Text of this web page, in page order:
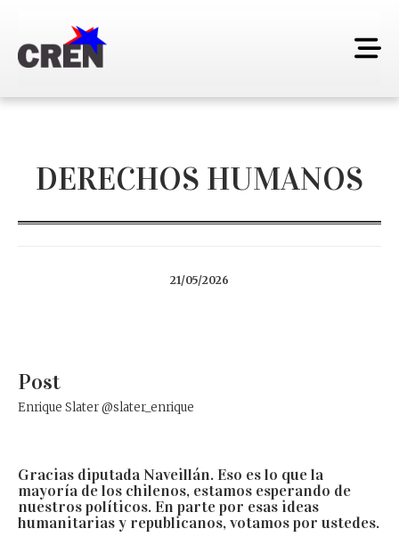
DERECHOS HUMANOS
21/05/2026
Post
Enrique Slater@slater_enrique
Gracias diputada Naveillán. Eso es lo que la
mayoría de los chilenos, estamos esperando de
nuestros políticos. En parte por esas ideas
humanitarias y republicanos, votamos por ustedes.